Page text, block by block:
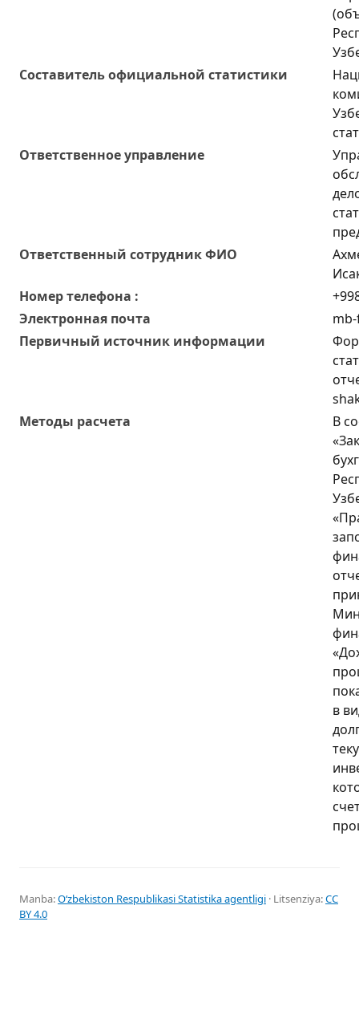
Составитель официальной статистики
Ответственное управление
Oтветственный сотрудник ФИО
Номер телефона :
Электронная почта
Первичный источник информации
Методы расчета
В
в
Manba:Oʻzbekiston Respublikasi Statistika agentligi · Litsenziya:CC
BY 4.0